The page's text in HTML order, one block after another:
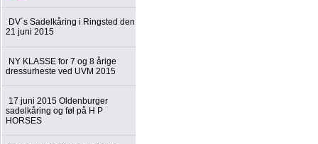
DV´s Sadelkåring i Ringsted den
21 juni 2015
NY KLASSE for 7 og 8 årige
dressurheste ved UVM 2015
17 juni 2015 Oldenburger
sadelkåring og føl på H P
HORSES